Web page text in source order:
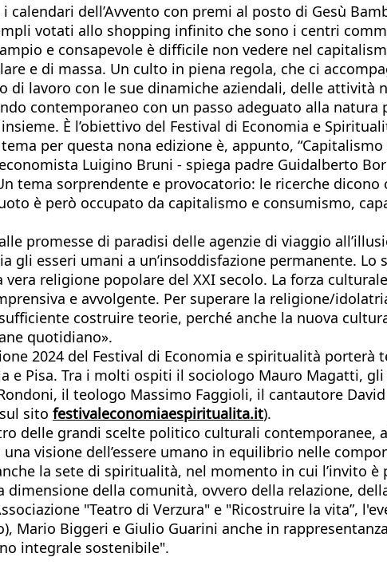
dell’Avvento con premi al posto di Gesù
votati allo shopping infinito che sono i centri
e consapevole è difficile non vedere nel
e di massa. Un culto in piena regola, che ci
di lavoro con le sue dinamiche aziendali, delle attività
contemporaneo con un passo adeguato alla natura
È l’obiettivo del Festival di Economia e
per questa nona edizione è, appunto, “Capitalismo
Luigino Bruni - spiega padre Guidalberto
tema sorprendente e provocatorio: le ricerche
è però occupato da capitalismo e consumismo,
promesse di paradisi delle agenzie di viaggio
esseri umani a un’insoddisfazione permanente. Lo
religione popolare del XXI secolo. La forza
e avvolgente. Per superare la religione/
costruire teorie, perché anche la nuova
quotidiano».
2024 del Festival di Economia e spiritualità
e Pisa. Tra i molti ospiti il sociologo Mauro Magatti,
il teologo Massimo Faggioli, il cantautore
sito festivaleconomiaespiritualita.it).
delle grandi scelte politico culturali
una visione dell’essere umano in equilibrio nelle
la sete di spiritualità, nel momento in cui l’invito è
della comunità, ovvero della relazione,
"Teatro di Verzura" e "Ricostruire la vita”,
Mario Biggeri e Giulio Guarini anche in
integrale sostenibile".